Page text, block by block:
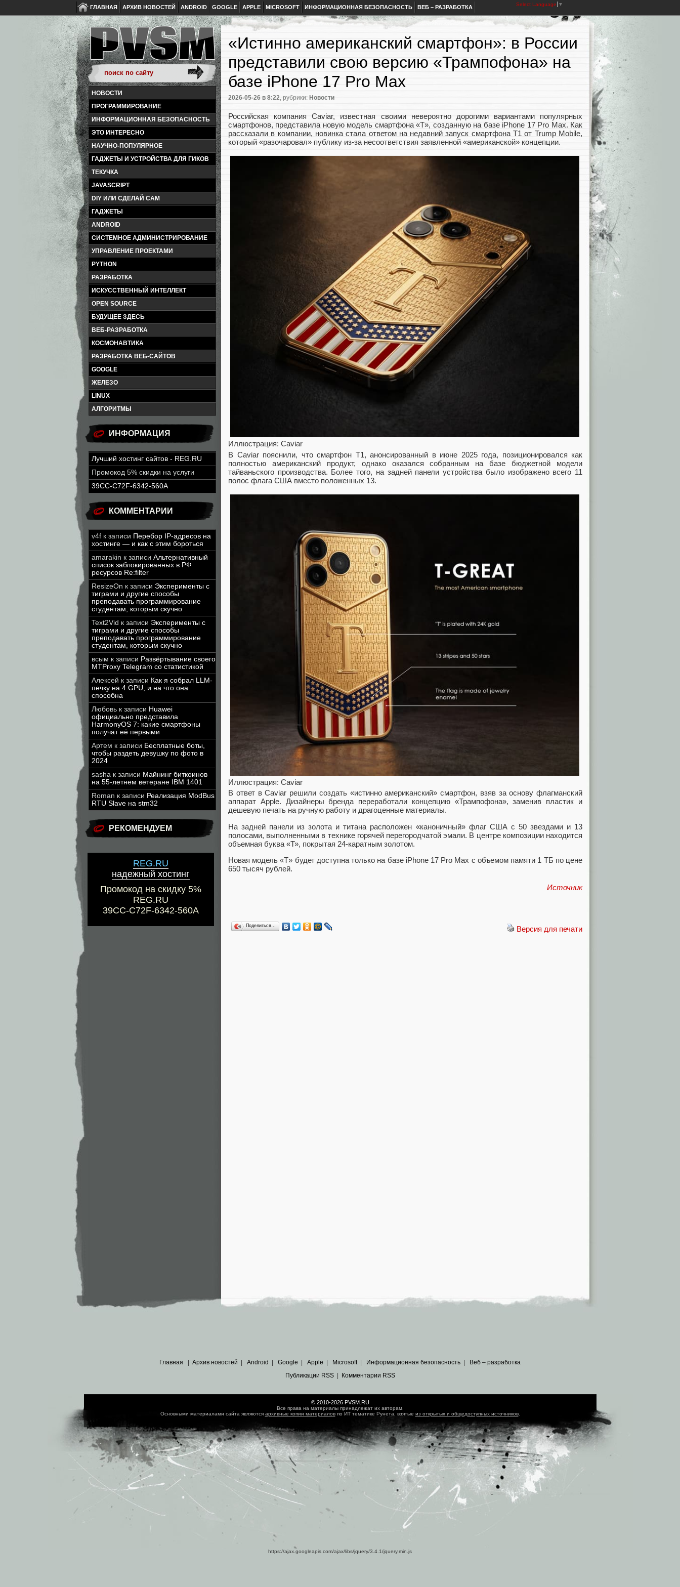
ГЛАВНАЯ АРХИВ НОВОСТЕЙ ANDROID GOOGLE APPLE MICROSOFT ИНФОРМАЦИОННАЯ БЕЗОПАСНОСТЬ ВЕБ – РАЗРАБОТКА Select Language ▼
НОВОСТИ
ПРОГРАММИРОВАНИЕ
ИНФОРМАЦИОННАЯ БЕЗОПАСНОСТЬ
ЭТО ИНТЕРЕСНО
НАУЧНО-ПОПУЛЯРНОЕ
ГАДЖЕТЫ И УСТРОЙСТВА ДЛЯ ГИКОВ
ТЕКУЧКА
JAVASCRIPT
DIY ИЛИ СДЕЛАЙ САМ
ГАДЖЕТЫ
ANDROID
СИСТЕМНОЕ АДМИНИСТРИРОВАНИЕ
УПРАВЛЕНИЕ ПРОЕКТАМИ
PYTHON
РАЗРАБОТКА
ИСКУССТВЕННЫЙ ИНТЕЛЛЕКТ
OPEN SOURCE
БУДУЩЕЕ ЗДЕСЬ
ВЕБ-РАЗРАБОТКА
КОСМОНАВТИКА
РАЗРАБОТКА ВЕБ-САЙТОВ
GOOGLE
ЖЕЛЕЗО
LINUX
АЛГОРИТМЫ
ИНФОРМАЦИЯ
Лучший хостинг сайтов - REG.RU
Промокод 5% скидки на услуги
39CC-C72F-6342-560A
КОММЕНТАРИИ
v4f к записи Перебор IP-адресов на
хостинге — и как с этим бороться
amarakin к записи Альтернативный
список заблокированных в РФ
ресурсов Re:filter
ResizeOn к записи Эксперименты с
тиграми и другие способы
преподавать программирование
студентам, которым скучно
Text2Vid к записи Эксперименты с
тиграми и другие способы
преподавать программирование
студентам, которым скучно
всым к записи Развёртывание своего
MTProxy Telegram со статистикой
Алексей к записи Как я собрал LLM-
печку на 4 GPU, и на что она
способна
Любовь к записи Huawei
официально представила
HarmonyOS 7: какие смартфоны
получат её первыми
Артем к записи Бесплатные боты,
чтобы раздеть девушку по фото в
2024
sasha к записи Майнинг биткоинов
на 55-летнем ветеране IBM 1401
Roman к записи Реализация ModBus
RTU Slave на stm32
РЕКОМЕНДУЕМ
REG.RU
надежный хостинг
Промокод на скидку 5%
REG.RU
39CC-C72F-6342-560A
«Истинно американский смартфон»: в России
представили свою версию «Трампофона» на
базе iPhone 17 Pro Max
2026-05-26 в 8:22, рубрики: Новости
Российская компания Caviar, известная своими невероятно дорогими вариантами популярных
смартфонов, представила новую модель смартфона «T», созданную на базе iPhone 17 Pro Max. Как
рассказали в компании, новинка стала ответом на недавний запуск смартфона T1 от Trump Mobile,
который «разочаровал» публику из-за несоответствия заявленной «американской» концепции.
Иллюстрация: Caviar
В Caviar пояснили, что смартфон T1, анонсированный в июне 2025 года, позиционировался как
полностью американский продукт, однако оказался собранным на базе бюджетной модели
тайваньского производства. Более того, на задней панели устройства было изображено всего 11
полос флага США вместо положенных 13.
Иллюстрация: Caviar
В ответ в Caviar решили создать «истинно американский» смартфон, взяв за основу флагманский
аппарат Apple. Дизайнеры бренда переработали концепцию «Трампофона», заменив пластик и
дешевую печать на ручную работу и драгоценные материалы.
На задней панели из золота и титана расположен «каноничный» флаг США с 50 звездами и 13
полосами, выполненными в технике горячей перегородчатой эмали. В центре композиции находится
объемная буква «Т», покрытая 24-каратным золотом.
Новая модель «T» будет доступна только на базе iPhone 17 Pro Max с объемом памяти 1 ТБ по цене
650 тысяч рублей.
Источник
Версия для печати
Поделиться…
Главная Архив новостей Android Google Apple Microsoft| Информационная безопасность
Веб – разработка
Публикации RSS| Комментарии RSS
© 2010-2026 PVSM.RU
Все права на материалы принадлежат их авторам.
Основными материалами сайта являются архивные копии материаловпо ИТ тематике Рунета, взятые из открытых и общедоступных источников.
https://ajax.googleapis.com/ajax/libs/jquery/3.4.1/jquery.min.js